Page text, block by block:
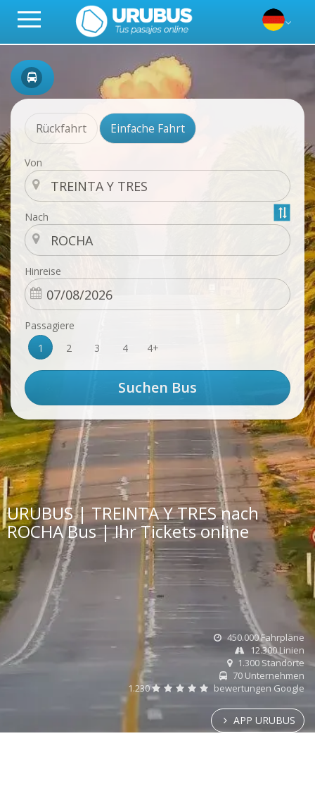
Rückfahrt Einfache Fahrt
Von
Nach
Hinreise
Passagiere
1
2 3 4 4+
URUBUS | TREINTA Y TRES nach
ROCHA Bus | Ihr Tickets online
450.000 Fahrpläne
12.300 Linien
1.300 Standorte
70 Unternehmen
1.230
bewertungen Google
APP URUBUS